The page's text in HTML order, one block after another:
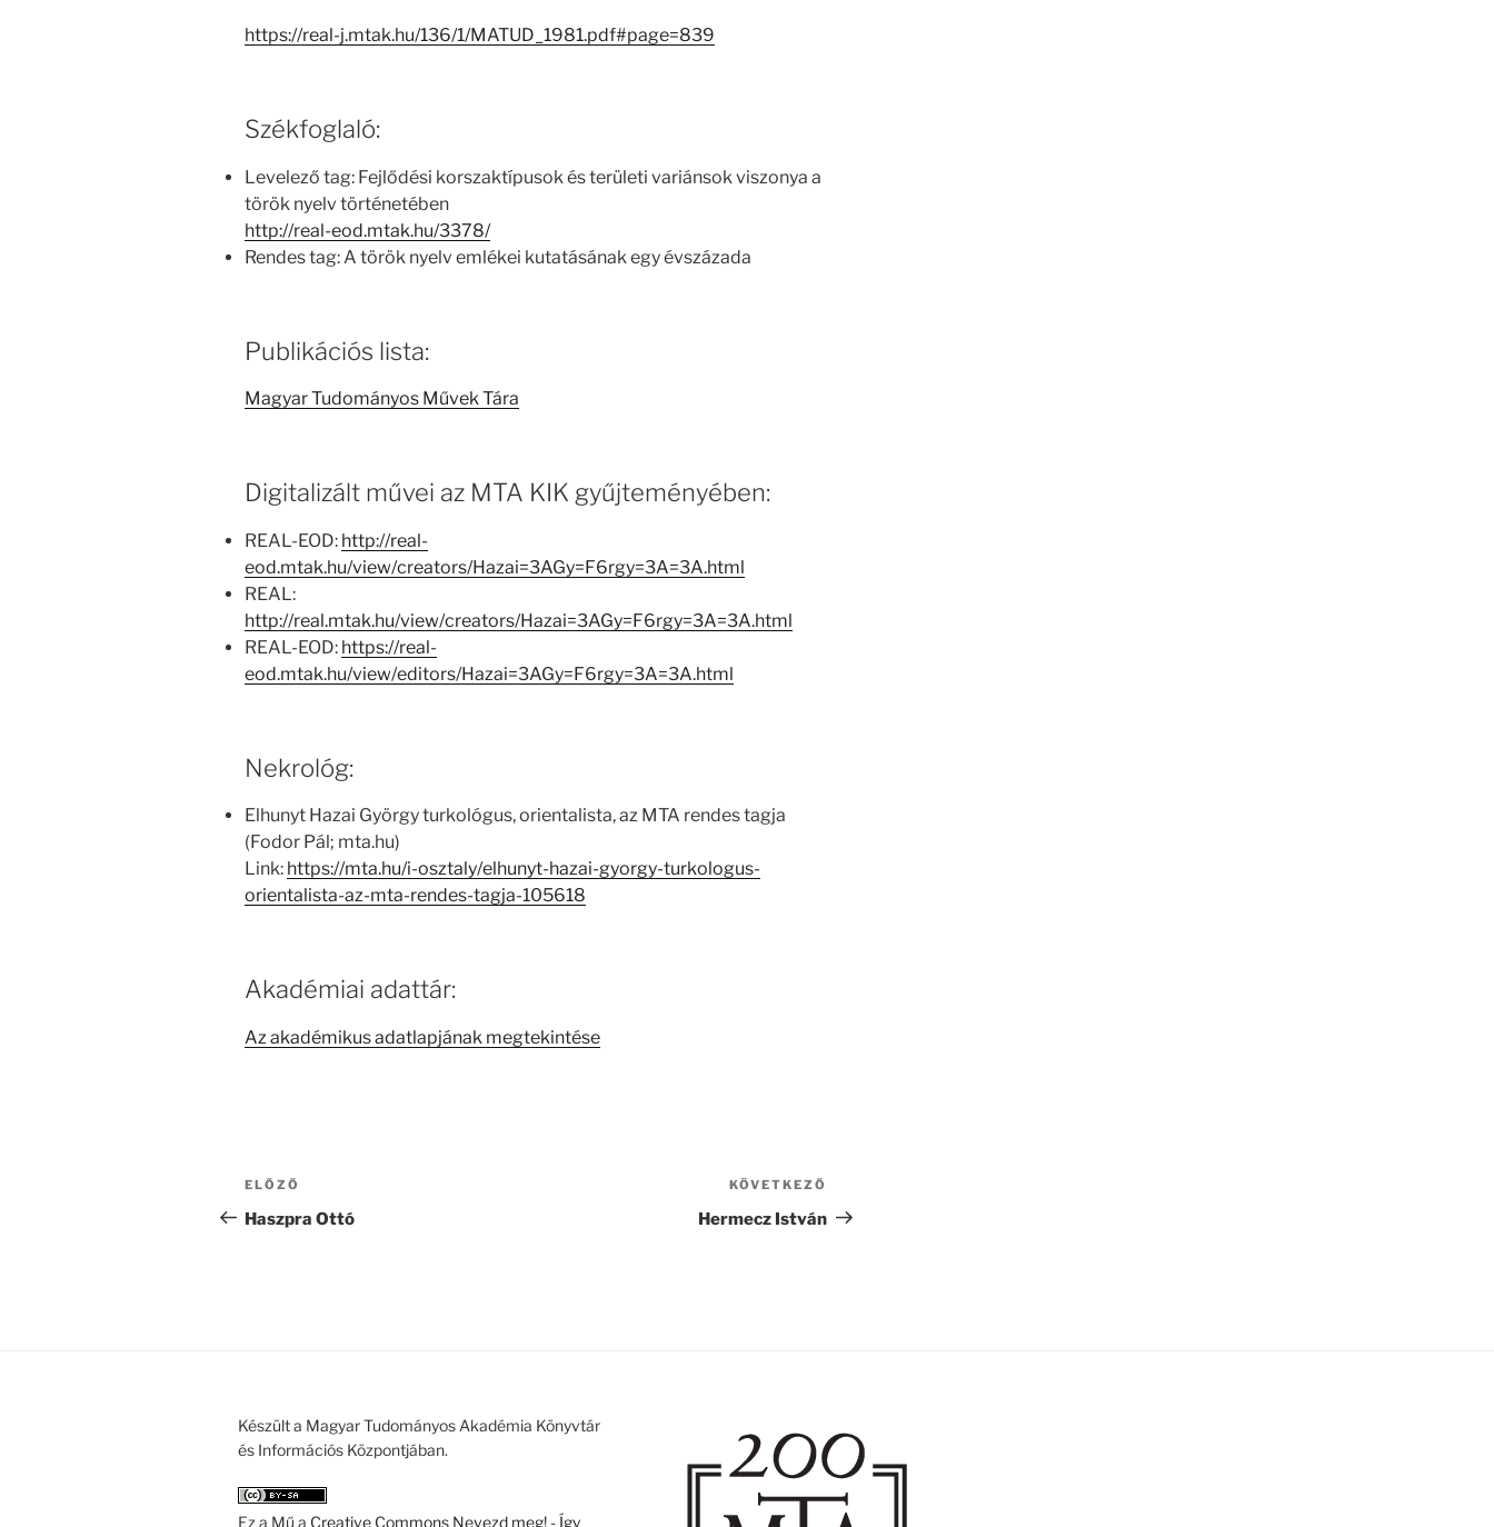
https://real-j.mtak.hu/136/1/MATUD_1981.pdf#page=839
Székfoglaló:
Levelező tag: Fejlődési korszaktípusok és területi variánsok viszonya a
török nyelv történetében
http://real-eod.mtak.hu/3378/
Rendes tag: A török nyelv emlékei kutatásának egy évszázada
Publikációs lista:
Magyar Tudományos Művek Tára
Digitalizált művei az MTA KIK gyűjteményében:
REAL-EOD: http://real-
eod.mtak.hu/view/creators/Hazai=3AGy=F6rgy=3A=3A.html
REAL:
http://real.mtak.hu/view/creators/Hazai=3AGy=F6rgy=3A=3A.html
REAL-EOD: https://real-
eod.mtak.hu/view/editors/Hazai=3AGy=F6rgy=3A=3A.html
Nekrológ:
Elhunyt Hazai György turkológus, orientalista, az MTA rendes tagja
(Fodor Pál; mta.hu)
Link: https://mta.hu/i-osztaly/elhunyt-hazai-gyorgy-turkologus-
orientalista-az-mta-rendes-tagja-105618
Akadémiai adattár:
Az akadémikus adatlapjának megtekintése
Bejegyzés
navigáció
Korábbi
bejegyzés
ELŐZŐ
Haszpra Ottó
bejegyzés
KÖVETKEZŐ
Hermecz István
Készült a Magyar Tudományos Akadémia Könyvtár
és Információs Központjában.
Ez a Mű a Creative Commons Nevezd meg! - Így